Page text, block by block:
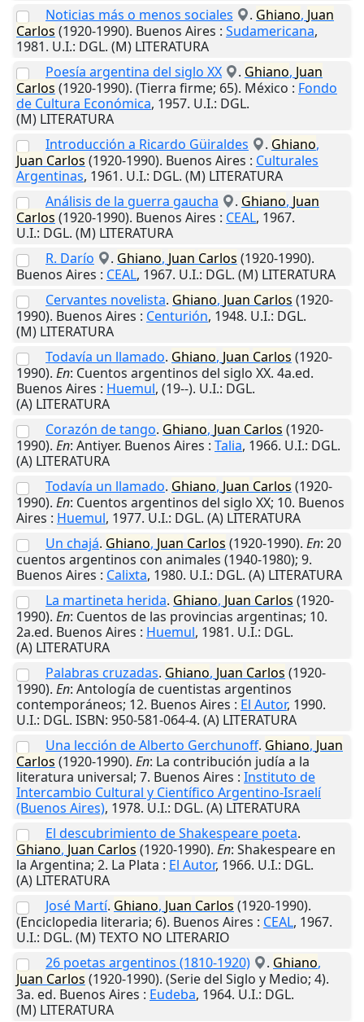
Noticias más o menos sociales
. Ghiano, Juan
Carlos (1920-1990). Buenos Aires : Sudamericana,
1981. U.I.: DGL. (M) LITERATURA
Poesía argentina del siglo XX
. Ghiano, Juan
Carlos (1920-1990). (Tierra firme; 65). México : Fondo
de Cultura Económica, 1957. U.I.: DGL.
(M) LITERATURA
Introducción a Ricardo Güiraldes
. Ghiano,
Juan Carlos (1920-1990). Buenos Aires : Culturales
Argentinas, 1961. U.I.: DGL. (M) LITERATURA
Análisis de la guerra gaucha
. Ghiano, Juan
Carlos (1920-1990). Buenos Aires : CEAL, 1967.
U.I.: DGL. (M) LITERATURA
R. Darío
. Ghiano, Juan Carlos (1920-1990).
Buenos Aires : CEAL, 1967. U.I.: DGL. (M) LITERATURA
Cervantes novelista. Ghiano, Juan Carlos (1920-
1990). Buenos Aires : Centurión, 1948. U.I.: DGL.
(M) LITERATURA
Todavía un llamado. Ghiano, Juan Carlos (1920-
1990). En: Cuentos argentinos del siglo XX. 4a.ed.
Buenos Aires : Huemul, (19--). U.I.: DGL.
(A) LITERATURA
Corazón de tango. Ghiano, Juan Carlos (1920-
1990). En: Antiyer. Buenos Aires : Talia, 1966. U.I.: DGL.
(A) LITERATURA
Todavía un llamado. Ghiano, Juan Carlos (1920-
1990). En: Cuentos argentinos del siglo XX; 10. Buenos
Aires : Huemul, 1977. U.I.: DGL. (A) LITERATURA
Un chajá. Ghiano, Juan Carlos (1920-1990). En: 20
cuentos argentinos con animales (1940-1980); 9.
Buenos Aires : Calixta, 1980. U.I.: DGL. (A) LITERATURA
La martineta herida. Ghiano, Juan Carlos (1920-
1990). En: Cuentos de las provincias argentinas; 10.
2a.ed. Buenos Aires : Huemul, 1981. U.I.: DGL.
(A) LITERATURA
Palabras cruzadas. Ghiano, Juan Carlos (1920-
1990). En: Antología de cuentistas argentinos
contemporáneos; 12. Buenos Aires : El Autor, 1990.
U.I.: DGL. ISBN: 950-581-064-4. (A) LITERATURA
Una lección de Alberto Gerchunoff. Ghiano, Juan
Carlos (1920-1990). En: La contribución judía a la
literatura universal; 7. Buenos Aires : Instituto de
Intercambio Cultural y Científico Argentino-Israelí
(Buenos Aires), 1978. U.I.: DGL. (A) LITERATURA
El descubrimiento de Shakespeare poeta.
Ghiano, Juan Carlos (1920-1990). En: Shakespeare en
la Argentina; 2. La Plata : El Autor, 1966. U.I.: DGL.
(A) LITERATURA
José Martí. Ghiano, Juan Carlos (1920-1990).
(Enciclopedia literaria; 6). Buenos Aires : CEAL, 1967.
U.I.: DGL. (M) TEXTO NO LITERARIO
26 poetas argentinos (1810-1920)
. Ghiano,
Juan Carlos (1920-1990). (Serie del Siglo y Medio; 4).
3a. ed. Buenos Aires : Eudeba, 1964. U.I.: DGL.
(M) LITERATURA